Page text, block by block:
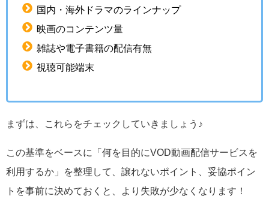
国内・海外ドラマのラインナップ
映画のコンテンツ量
雑誌や電子書籍の配信有無
視聴可能端末
まずは、これらをチェックしていきましょう♪
この基準をベースに「何を目的にVOD動画配信サービスを
利用するか」を整理して、譲れないポイント、妥協ポイン
トを事前に決めておくと、より失敗が少なくなります！